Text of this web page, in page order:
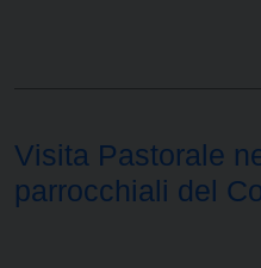
Visita Pastorale
parrocchiali del